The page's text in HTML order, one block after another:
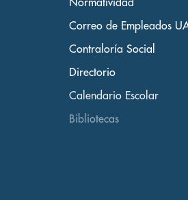
Normatividad
Correo de Empleados
Contraloría Social
Directorio
Calendario Escolar
Bibliotecas